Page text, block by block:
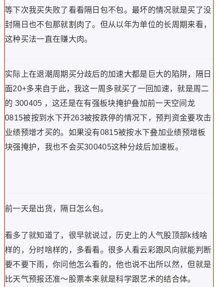
等下次我买失败了看看隔日包不包。最坏的情况就是买了没
封隔日也不包那就割肉了。但从以年为单位的长周期来看，
这种买法一直在赚大肉。
实际上在退潮周期买分歧后的加速大都是巨大的陷阱，隔日
面20+多来自于此，我这一周多就买了一回加速，就是周二
的 300405 ，这还是在有强板块掩护叠加前一天空间龙
0815被按到水下开263被按跌停的情况下，预判资金要攻击
业绩预增才买的。如果没有0815被按水下叠加业绩预增板
块强掩护，我也不会买300405这种分歧后加速板。
前一天是出货，隔日怎么包。
看多了就知道了，很早就说过，历史上的人气股顶部k线啥
样的，分时啥样的，多看看。很多人看云彩跟风向就能判断
要不要下雨，你问他怎么看的，他也说不出所以然，但就是
比天气预报还准～股票本来就是科学跟艺术的结合体。